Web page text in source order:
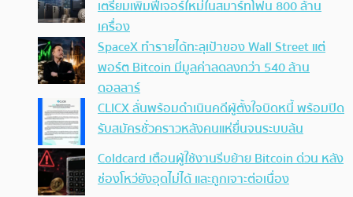
เตรียมเพิ่มฟีเจอร์ใหม่ในสมาร์ทโฟน 800 ล้าน
เครื่อง
SpaceX ทำรายได้ทะลุเป้าของ Wall Street แต่
พอร์ต Bitcoin มีมูลค่าลดลงกว่า 540 ล้าน
ดอลลาร์
CLICX ลั่นพร้อมดำเนินคดีผู้ตั้งใจบิดหนี้ พร้อมปิด
รับสมัครชั่วคราวหลังคนแห่ยื่นจนระบบล้น
Coldcard เตือนผู้ใช้งานรีบย้าย Bitcoin ด่วน หลัง
ช่องโหว่ยังอุดไม่ได้ และถูกเจาะต่อเนื่อง